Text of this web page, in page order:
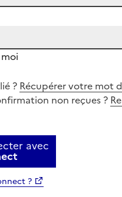
? Récupérer votre mot
non reçues ?
avec
?